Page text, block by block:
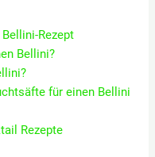
Rezept
Bellini?
für einen Bellini
Rezepte